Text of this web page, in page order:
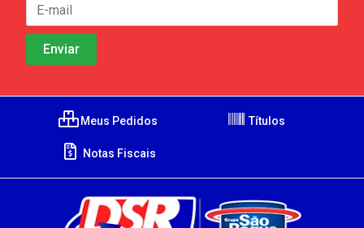
Meus Pedidos Títulos
Notas Fiscais